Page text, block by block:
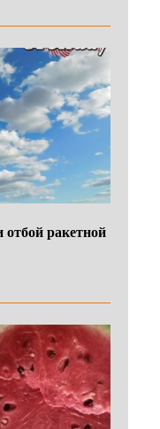
отбой ракетной